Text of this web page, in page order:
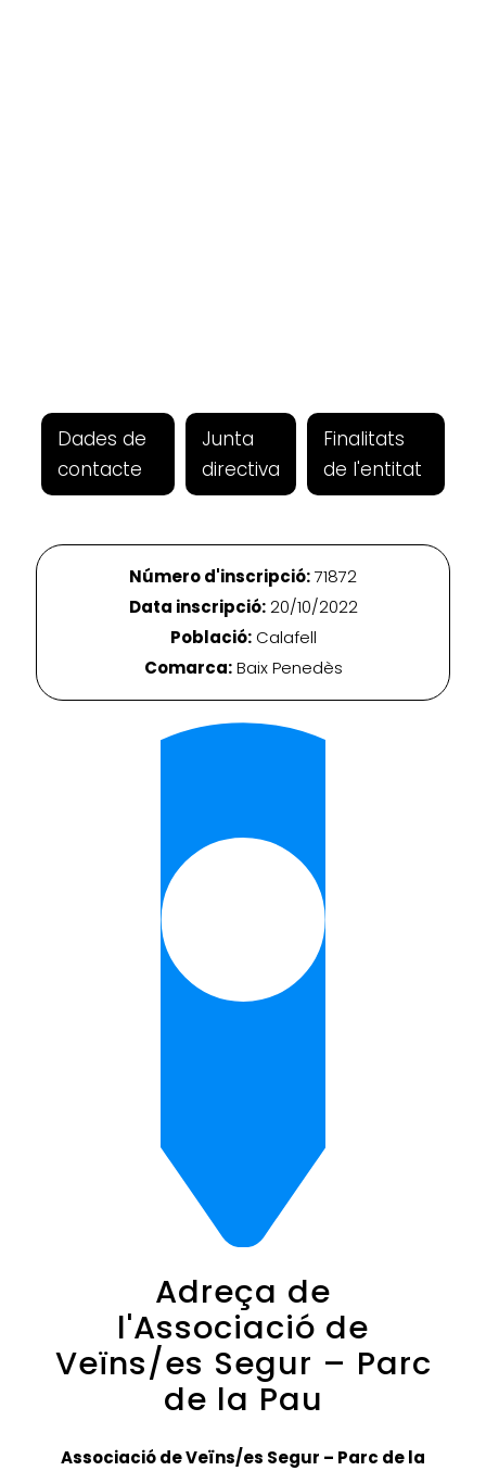
Dades de
contacte
Junta
directiva
Finalitats
de l'entitat
Número d'inscripció:71872
Data inscripció:20/10/2022
Població:Calafell
Comarca:Baix Penedès
Adreça de
l'Associació de
Veïns/es Segur – Parc
de la Pau
Associació de Veïns/es Segur – Parc de la